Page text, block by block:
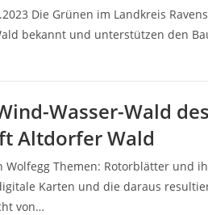
Die Grünen im Landkreis
bekannt und unterstützen den
Wasser-Wald
Altdorfer Wald
Wolfegg Themen: Rotorblätter und
Karten und die daraus
von…